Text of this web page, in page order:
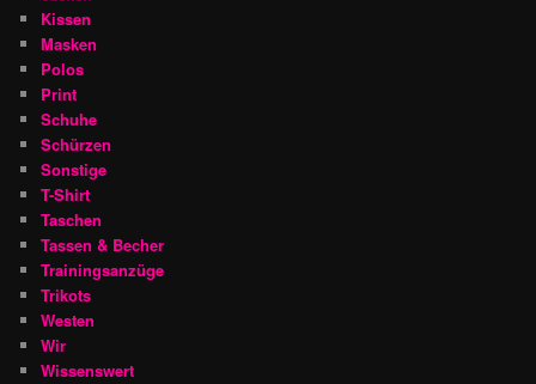
Kissen
Masken
Polos
Print
Schuhe
Schürzen
Sonstige
T-Shirt
Taschen
Tassen & Becher
Trainingsanzüge
Trikots
Westen
Wir
Wissenswert